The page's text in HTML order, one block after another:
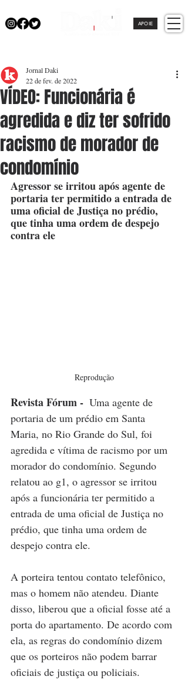
APOIE
VÍDEO: Funcionária é
agredida e diz ter sofrido
racismo de morador de
condomínio
Jornal Daki
22 de fev. de 2022
Agressor se irritou após agente de
portaria ter permitido a entrada de
uma oficial de Justiça no prédio,
que tinha uma ordem de despejo
contra ele
Reprodução
Revista Fórum - Uma agente de
portaria de um prédio em Santa
Maria, no Rio Grande do Sul, foi
agredida e vítima de racismo por um
morador do condomínio. Segundo
relatou ao g1, o agressor se irritou
após a funcionária ter permitido a
entrada de uma oficial de Justiça no
prédio, que tinha uma ordem de
despejo contra ele.
A porteira tentou contato telefônico,
mas o homem não atendeu. Diante
disso, liberou que a oficial fosse até a
porta do apartamento. De acordo com
ela, as regras do condomínio dizem
que os porteiros não podem barrar
oficiais de justiça ou policiais.